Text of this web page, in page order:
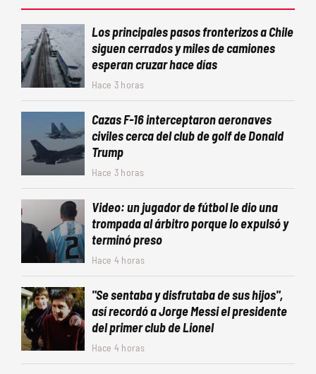
Los principales pasos fronterizos a Chile
siguen cerrados y miles de camiones
esperan cruzar hace días
Hace 3 horas
Cazas F-16 interceptaron aeronaves
civiles cerca del club de golf de Donald
Trump
Hace 3 horas
Video: un jugador de fútbol le dio una
trompada al árbitro porque lo expulsó y
terminó preso
Hace 4 horas
"Se sentaba y disfrutaba de sus hijos",
así recordó a Jorge Messi el presidente
del primer club de Lionel
Hace 4 horas